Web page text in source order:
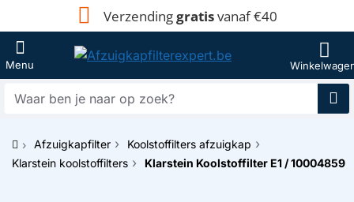
Verzendinggratisvanaf €40
Waar
naar
oph
Afzuigkapfilter
Koolstoffilters afzuigkap
Klarstein koolstoffilters
Klarstein Koolstoffilter E1 / 10004859